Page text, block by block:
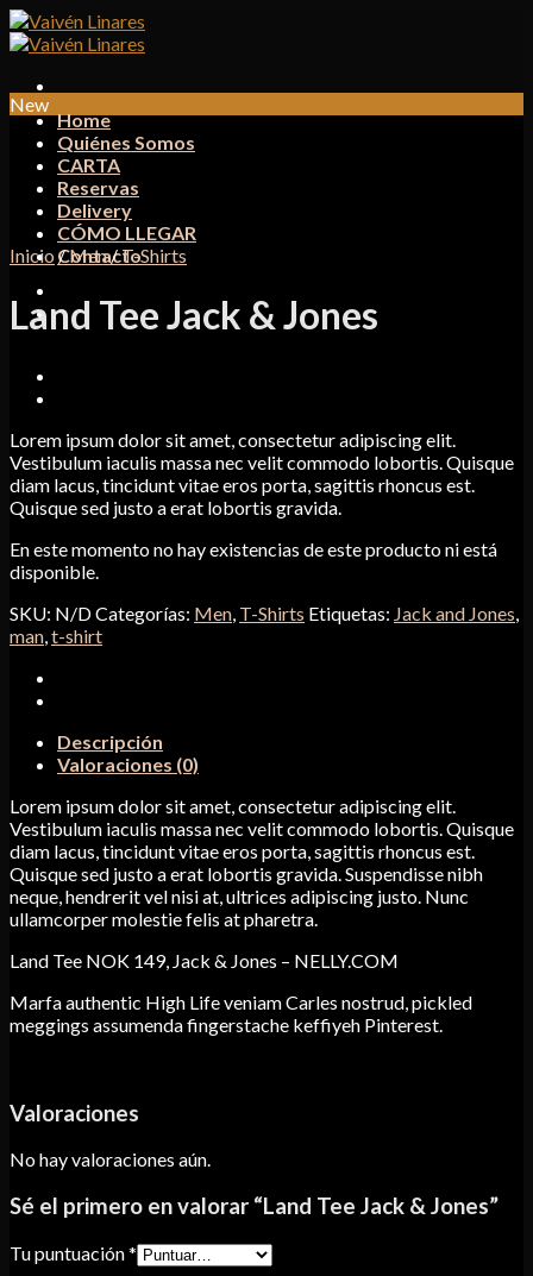
Skip
to
Home
Quiénes Somos
CARTA
Reservas
Delivery
CÓMO LLEGAR
Contacto
New
Inicio /Men / T-Shirts
Land Tee Jack & Jones
Lorem ipsum dolor sit amet, consectetur adipiscing elit.
Vestibulum iaculis massa nec velit commodo lobortis. Quisque
diam lacus, tincidunt vitae eros porta, sagittis rhoncus est.
Quisque sed justo a erat lobortis gravida.
En este momento no hay existencias de este producto ni está
disponible.
SKU: N/DCategorías: Men, T-Shirts Etiquetas: Jack and Jones,
man,t-shirt
Descripción
Valoraciones (0)
Lorem ipsum dolor sit amet, consectetur adipiscing elit.
Vestibulum iaculis massa nec velit commodo lobortis. Quisque
diam lacus, tincidunt vitae eros porta, sagittis rhoncus est.
Quisque sed justo a erat lobortis gravida. Suspendisse nibh
neque, hendrerit vel nisi at, ultrices adipiscing justo. Nunc
ullamcorper molestie felis at pharetra.
Land Tee NOK 149, Jack & Jones – NELLY.COM
Marfa authentic High Life veniam Carles nostrud, pickled
meggings assumenda fingerstache keffiyeh Pinterest.
Valoraciones
No hay valoraciones aún.
Sé el primero en valorar “Land Tee Jack & Jones”
Tu puntuación*